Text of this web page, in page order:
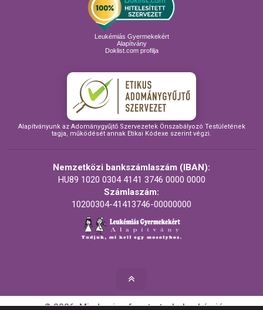
Leukémiás Gyermekekért
Alapítvány
Doklist.com profilja
Alapítványunk az Adománygyűjtő Szervezetek Önszabályozó Testületének
tagja, működését annak Etikai Kódexe szerint végzi.
Nemzetközi bankszámlaszám (IBAN):
HU89 1020 0304 4141 3746 0000 0000
Számlaszám:
10200304-41413746-00000000
© 2026. Minden jog fenntartva! - Leukémiás